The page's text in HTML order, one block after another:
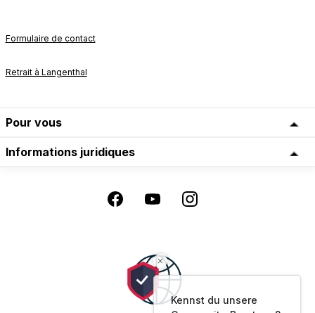
Formulaire de contact
Retrait à Langenthal
Pour vous
Informations juridiques
Kennst du unsere